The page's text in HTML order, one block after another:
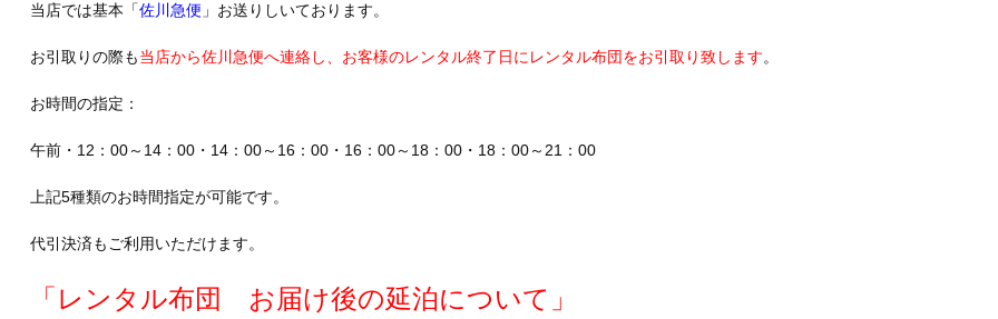
当店では基本「佐川急便 」お送りしいております。
お引取りの際も当店から佐川急便へ連絡し、お客様のレンタル終了日にレンタル布団をお引取り致します。
お時間の指定：
午前・12：00～14：00・14：00～16：00・16：00～18：00・18：00～21：00
上記5種類のお時間指定が可能です。
代引決済もご利用いただけます。
「レンタル布団 お届け後の延泊について」